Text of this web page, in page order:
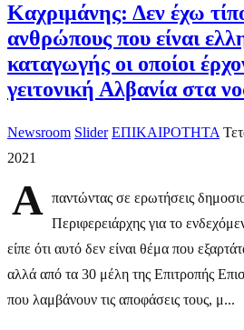
Καχριμάνης: Δεν έχω
ανθρώπους που είναι
καταγωγής οι οποίοι
γειτονική Αλβανία στα
Newsroom Slider ΕΠΙΚΑΙΡΟΤΗΤΑ
2021
Α παντώντας σε ερωτήσεις
Περιφερειάρχης για το
είπε ότι αυτό δεν είναι θέμα που
αλλά από τα 30 μέλη της Επιτροπής
που λαμβάνουν τις αποφάσεις τους, μ...